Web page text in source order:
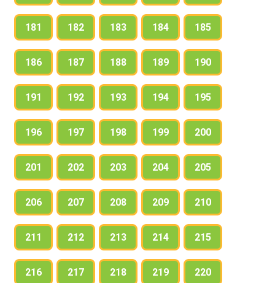
181 182 183 184 185
186 187 188 189 190
191 192 193 194 195
196 197 198 199 200
201 202 203 204 205
206 207 208 209 210
211 212 213 214 215
216 217 218 219 220